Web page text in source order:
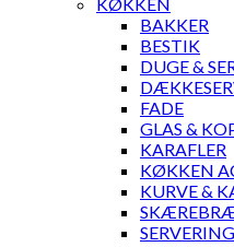
BAKKER
BESTIK
DUGE &
FADE
GLAS &
KARAFLER
KØKKEN
KURVE &